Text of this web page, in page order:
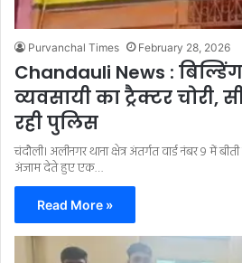
Purvanchal Times February 28, 2026
Chandauli News :
व्यवसायी का ट्रैक्टर चोरी,
रही पुलिस
चंदौली। अलीनगर थाना क्षेत्र अंतर्गत वार्ड नंबर 9 में
अंजाम देते हुए एक…
Read More »